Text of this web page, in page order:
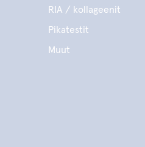
RIA / kollageenit
Pikatestit
Muut